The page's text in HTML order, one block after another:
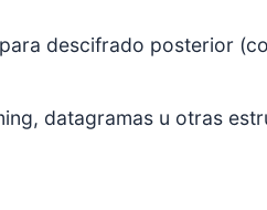
descifrado posterior
datagramas u otras